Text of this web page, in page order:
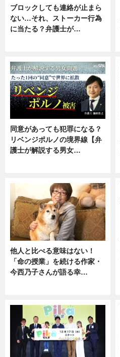
ブロックしても連絡が止まら
ない…それ、ストーカー行為
に当たる？弁護士が…
同意があっても犯罪になる？
リベンジポルノの境界線【弁
護士が解説する男女…
他人と比べる意味はない！
「命の授業」を続ける作家・
今西乃子さんが語る幸…